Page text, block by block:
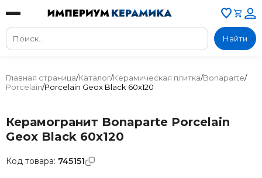
Найти
Главная страница/Каталог/Керамическая плитка/Bonaparte/
Porcelain/Porcelain Geox Black 60x120
Керамогранит Bonaparte Porcelain
Geox Black 60x120
Код товара: 745151